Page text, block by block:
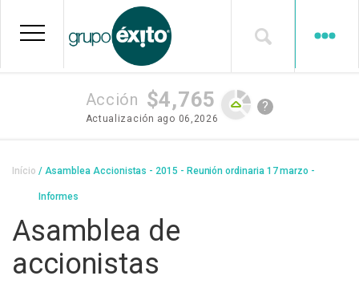
para
principal
Acción $4,765
Actualización ago 06,2026
?
Trilha
navegação
Início Asamblea Accionistas - 2015 - Reunión ordinaria 17 marzo -
Informes
Asamblea de
accionistas